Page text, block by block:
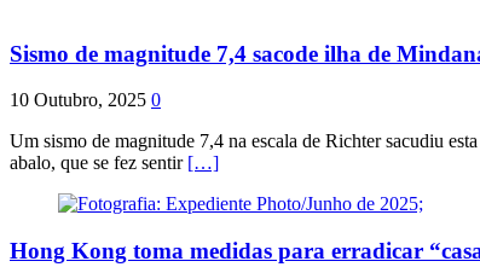
Sismo de magnitude 7,4 sacode ilha de
10 Outubro, 2025 0
Um sismo de magnitude 7,4 na escala de Richter sacudiu
abalo, que se fez sentir […]
Hong Kong toma medidas para erradicar